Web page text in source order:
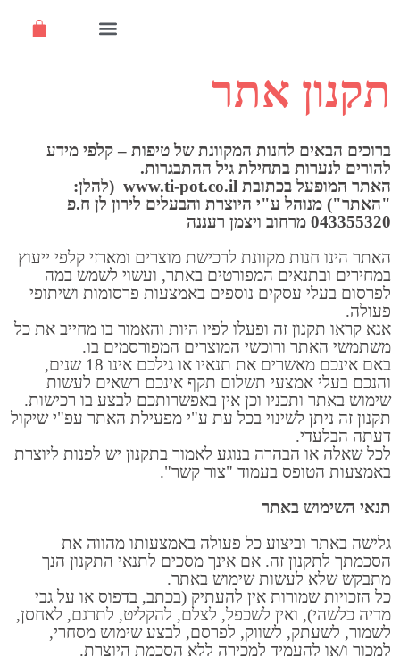
תקנון אתר
ברוכים הבאים לחנות המקוונת של טיפות – קלפי מידע
להורים לנערות בתחילת גיל ההתבגרות.
האתר המופעל בכתובת www.ti-pot.co.il (להלן:
"האתר") מנוהל ע"י היוצרת והבעלים לירון לן ח.פ
043355320 מרחוב ויצמן רעננה
האתר הינו חנות מקוונת לרכישת מוצרים ומארזי קלפי ייעוץ
במחירים ובתנאים המפורטים באתר, ועשוי לשמש במה
לפרסום בעלי עסקים נוספים באמצעות פרסומות ושיתופי
פעולה.
אנא קראו תקנון זה ופעלו לפיו היות והאמור בו מחייב את כל
משתמשי האתר ורוכשי המוצרים המפורסמים בו.
באם אינכם מאשרים את תנאיו או גילכם אינו 18 שנים,
והנכם בעלי אמצעי תשלום תקף אינכם רשאים לעשות
שימוש באתר ותכניו וכן אין באפשרותכם לבצע בו רכישות.
תקנון זה ניתן לשינוי בכל עת ע"י מפעילת האתר עפ"י שיקול
דעתה הבלעדי.
לכל שאלה או הבהרה בנוגע לאמור בתקנון יש לפנות ליוצרת
באמצעות הטופס בעמוד "צור קשר".
תנאי השימוש באתר
גלישה באתר וביצוע כל פעולה באמצעותו מהווה את
הסכמתך לתקנון זה. אם אינך מסכים לתנאי התקנון הנך
מתבקש שלא לעשות שימוש באתר.
כל הזכויות שמורות אין להעתיק (בכתב, בדפוס או על גבי
מדיה כלשהי), ואין לשכפל, לצלם, להקליט, לתרגם, לאחסן,
לשמור, לשעתק, לשווק, לפרסם, לבצע שימוש מסחרי,
למכור ו/או להעמיד למכירה ללא הסכמת היוצרת.